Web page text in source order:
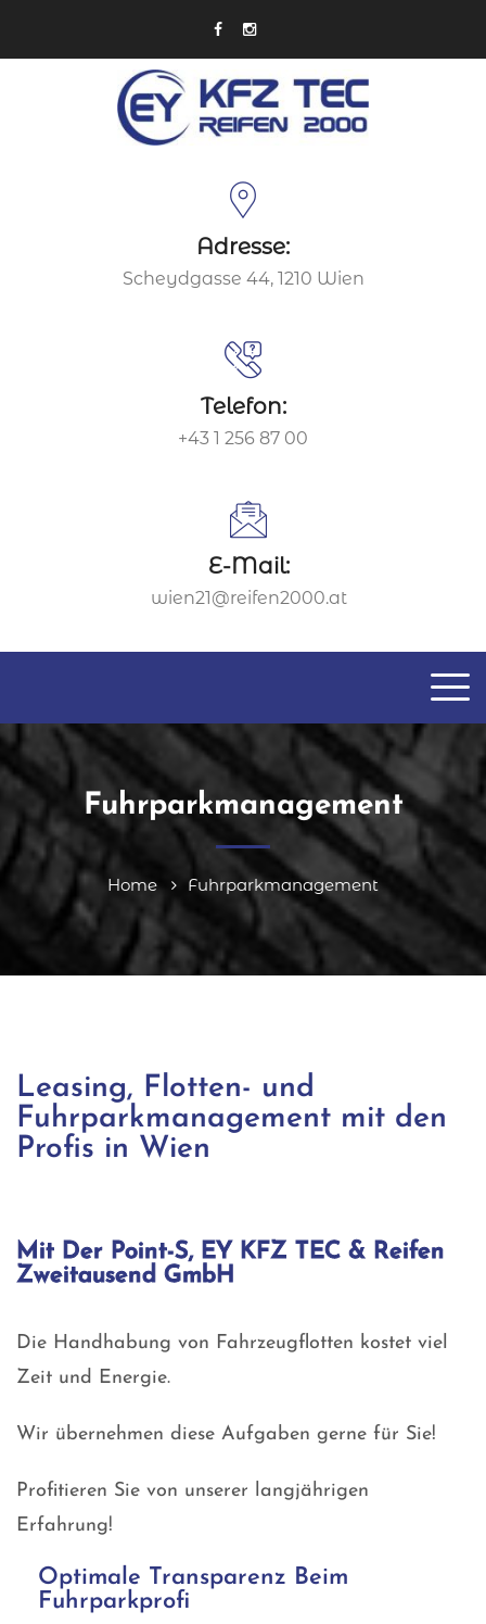
Adresse:
Scheydgasse 44, 1210 Wien
Telefon:
+43 1 256 87 00
E-Mail:
wien21@reifen2000.at
Fuhrparkmanagement
Home Fuhrparkmanagement
Leasing, Flotten- und
Fuhrparkmanagement mit den
Profis in Wien
Mit Der Point-S, EY KFZ TEC & Reifen
Zweitausend GmbH
Die Handhabung von Fahrzeugflotten kostet viel
Zeit und Energie.
Wir übernehmen diese Aufgaben gerne für Sie!
Profitieren Sie von unserer langjährigen
Erfahrung!
Optimale Transparenz Beim
Fuhrparkprofi